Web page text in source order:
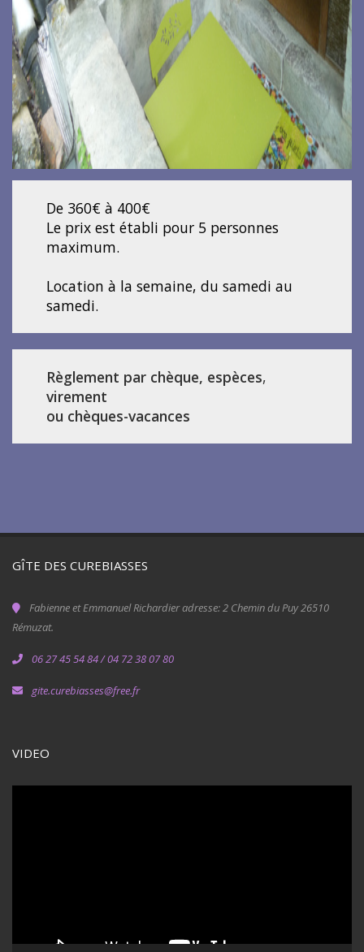
De 360€ à 400€
Le prix est établi pour 5 personnes
maximum.
Location à la semaine, du samedi au
samedi.
Règlement par chèque, espèces,
virement
ou chèques-vacances
GÎTE DES CUREBIASSES
Fabienne et Emmanuel Richardier adresse: 2 Chemin du Puy 26510
Rémuzat.
06 27 45 54 84 / 04 72 38 07 80
gite.curebiasses@free.fr
VIDEO